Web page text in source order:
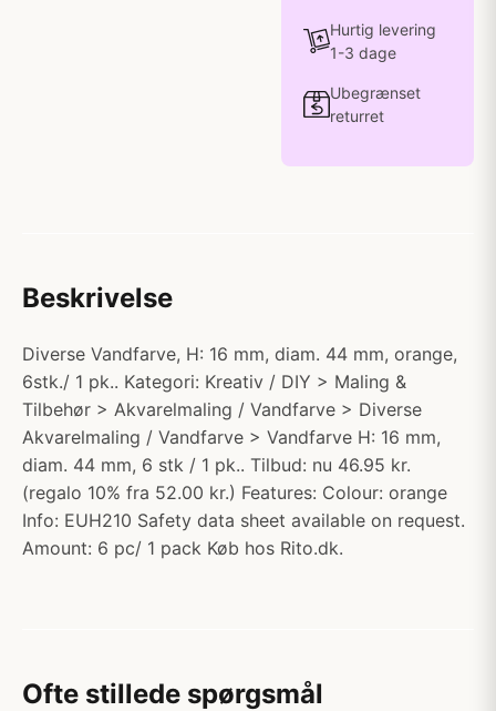
Hurtig levering
1-3 dage
Ubegrænset
returret
Beskrivelse
Diverse Vandfarve, H: 16 mm, diam. 44 mm, orange,
6stk./ 1 pk.. Kategori: Kreativ / DIY > Maling &
Tilbehør > Akvarelmaling / Vandfarve > Diverse
Akvarelmaling / Vandfarve > Vandfarve H: 16 mm,
diam. 44 mm, 6 stk / 1 pk.. Tilbud: nu 46.95 kr.
(regalo 10% fra 52.00 kr.) Features: Colour: orange
Info: EUH210 Safety data sheet available on request.
Amount: 6 pc/ 1 pack Køb hos Rito.dk.
Ofte stillede spørgsmål